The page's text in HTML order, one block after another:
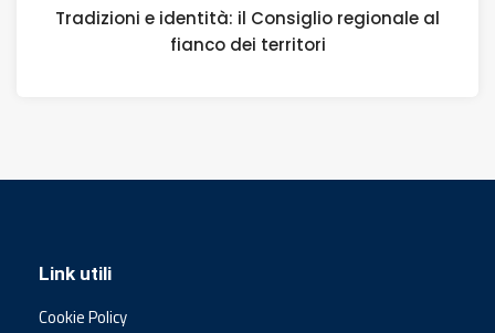
Tradizioni e identità: il Consiglio regionale al
fianco dei territori
Link utili
Cookie Policy